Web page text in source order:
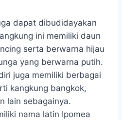
dapat dibudidayakan
ini memiliki daun
serta berwarna hijau
yang berwarna putih.
juga memiliki berbagai
kangkung bangkok,
lain sebagainya.
nama latin Ipomea